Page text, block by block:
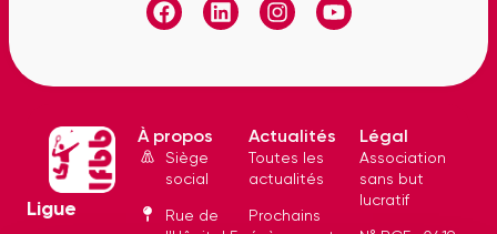
Ligue
À propos
Siège
social
Rue de
Actualités
Toutes les
actualités
Prochains
Légal
Association
sans but
lucratif